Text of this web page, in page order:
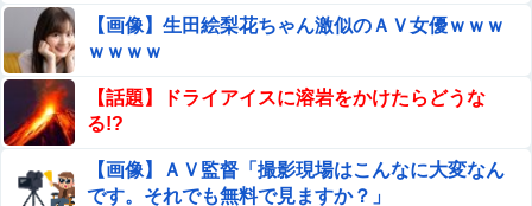
【画像】生田絵梨花ちゃん激似のＡＶ女優ｗｗｗ
ｗｗｗｗ
【話題】ドライアイスに溶岩をかけたらどうな
る!?
【画像】ＡＶ監督「撮影現場はこんなに大変なん
です。それでも無料で見ますか？」